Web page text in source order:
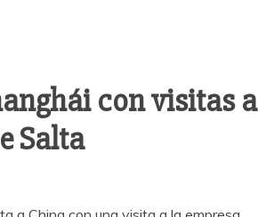
con visitas a
Salta